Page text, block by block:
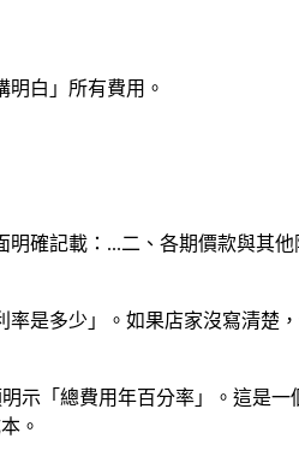
白」所有費用。
確記載：...二、各期價款與其
是多少」。如果店家沒寫清楚
示「總費用年百分率」。這是
。